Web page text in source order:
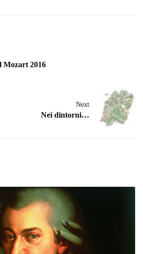
Mozart 2016
Next
Nei dintorni…